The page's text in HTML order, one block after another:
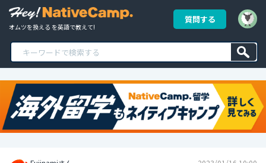
オムツを換える を英語で教えて!
質問する